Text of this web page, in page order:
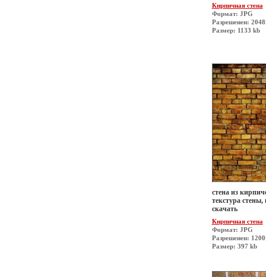
Кирпичная стена
Формат: JPG
Разрешеиен:
Размер: 1133 kb
стена из
текстура
скачать
Кирпичная стена
Формат: JPG
Разрешеиен:
Размер: 397 kb